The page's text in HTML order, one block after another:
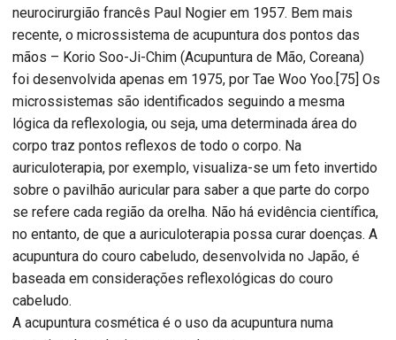
neurocirurgião francês Paul Nogier em 1957. Bem mais
recente, o microssistema de acupuntura dos pontos das
mãos – Korio Soo-Ji-Chim (Acupuntura de Mão, Coreana)
foi desenvolvida apenas em 1975, por Tae Woo Yoo.[75] Os
microssistemas são identificados seguindo a mesma
lógica da reflexologia, ou seja, uma determinada área do
corpo traz pontos reflexos de todo o corpo. Na
auriculoterapia, por exemplo, visualiza-se um feto invertido
sobre o pavilhão auricular para saber a que parte do corpo
se refere cada região da orelha. Não há evidência científica,
no entanto, de que a auriculoterapia possa curar doenças. A
acupuntura do couro cabeludo, desenvolvida no Japão, é
baseada em considerações reflexológicas do couro
cabeludo.
A acupuntura cosmética é o uso da acupuntura numa